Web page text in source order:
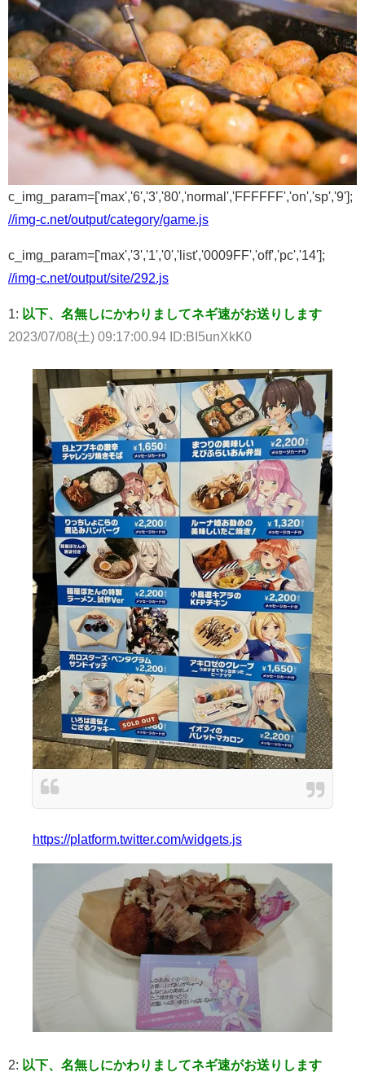
c_img_param=['max','6','3','80','normal','FFFFFF','on','sp','9'];
//img-c.net/output/category/game.js
c_img_param=['max','3','1','0','list','0009FF','off','pc','14'];
//img-c.net/output/site/292.js
1: 以下、名無しにかわりましてネギ速がお送りします
2023/07/08(土) 09:17:00.94 ID:BI5unXkK0
https://platform.twitter.com/widgets.js
2: 以下、名無しにかわりましてネギ速がお送りします